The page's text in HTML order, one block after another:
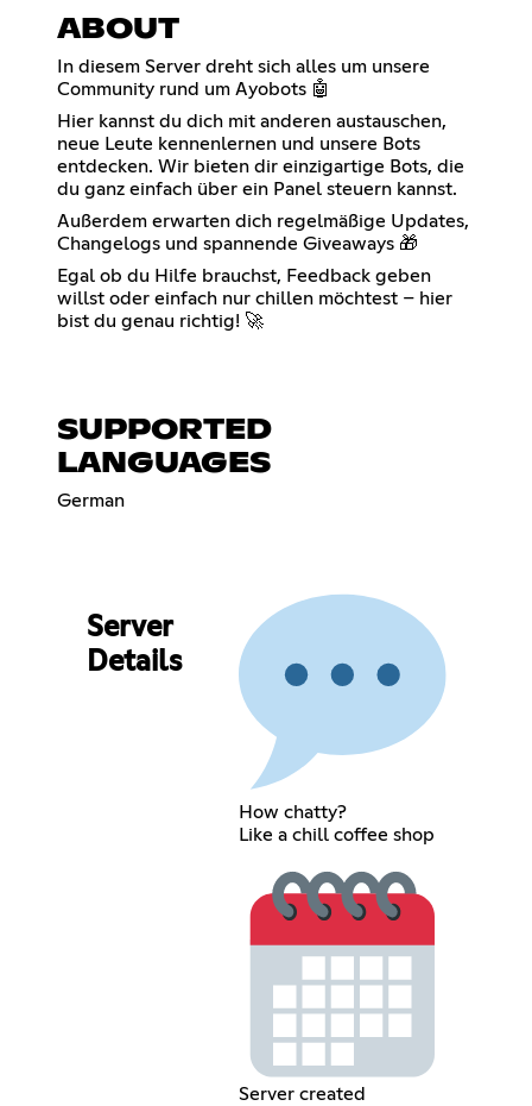
ABOUT
In diesem Server dreht sich alles um unsere
Community rund um Ayobots 🤖
Hier kannst du dich mit anderen austauschen,
neue Leute kennenlernen und unsere Bots
entdecken. Wir bieten dir einzigartige Bots, die
du ganz einfach über ein Panel steuern kannst.
Außerdem erwarten dich regelmäßige Updates,
Changelogs und spannende Giveaways 🎁
Egal ob du Hilfe brauchst, Feedback geben
willst oder einfach nur chillen möchtest – hier
bist du genau richtig! 🚀
SUPPORTED
LANGUAGES
German
Server
Details
How chatty?
Like a chill coffee shop
Server created